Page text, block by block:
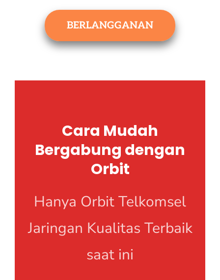
BERLANGGANAN
Cara Mudah
Bergabung dengan
Orbit
Hanya Orbit Telkomsel
Jaringan Kualitas Terbaik
saat ini